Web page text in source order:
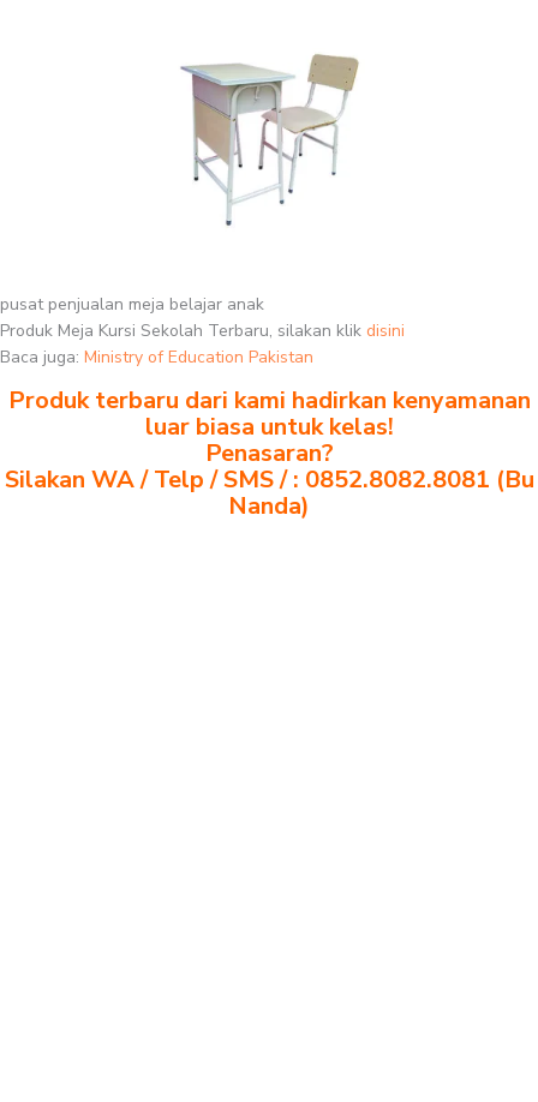
pusat penjualan meja belajar anak
Produk Meja Kursi Sekolah Terbaru, silakan klik disini
Baca juga: Ministry of Education Pakistan
Produk terbaru dari kami hadirkan kenyamanan
luar biasa untuk kelas!
Penasaran?
Silakan WA / Telp / SMS / : 0852.8082.8081 (Bu
Nanda)